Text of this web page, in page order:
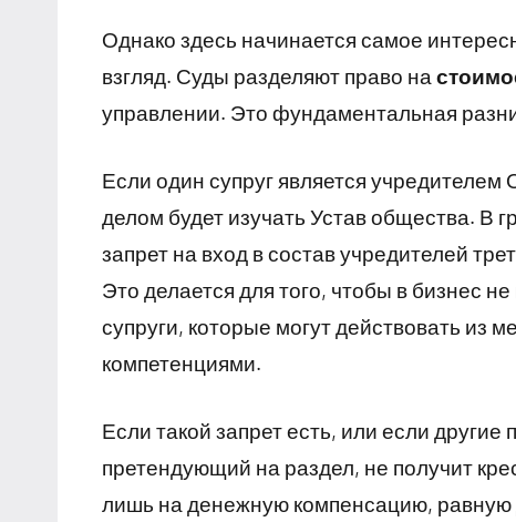
Однако здесь начинается самое
взгляд. Суды разделяют право на
управлении. Это фундаментальная
Если один супруг является
делом будет изучать Устав общества. В
запрет на вход в состав учредителей
Это делается для того, чтобы в бизнес
супруги, которые могут действовать из
компетенциями.
Если такой запрет есть, или если другие
претендующий на раздел, не получит
лишь на денежную компенсацию,